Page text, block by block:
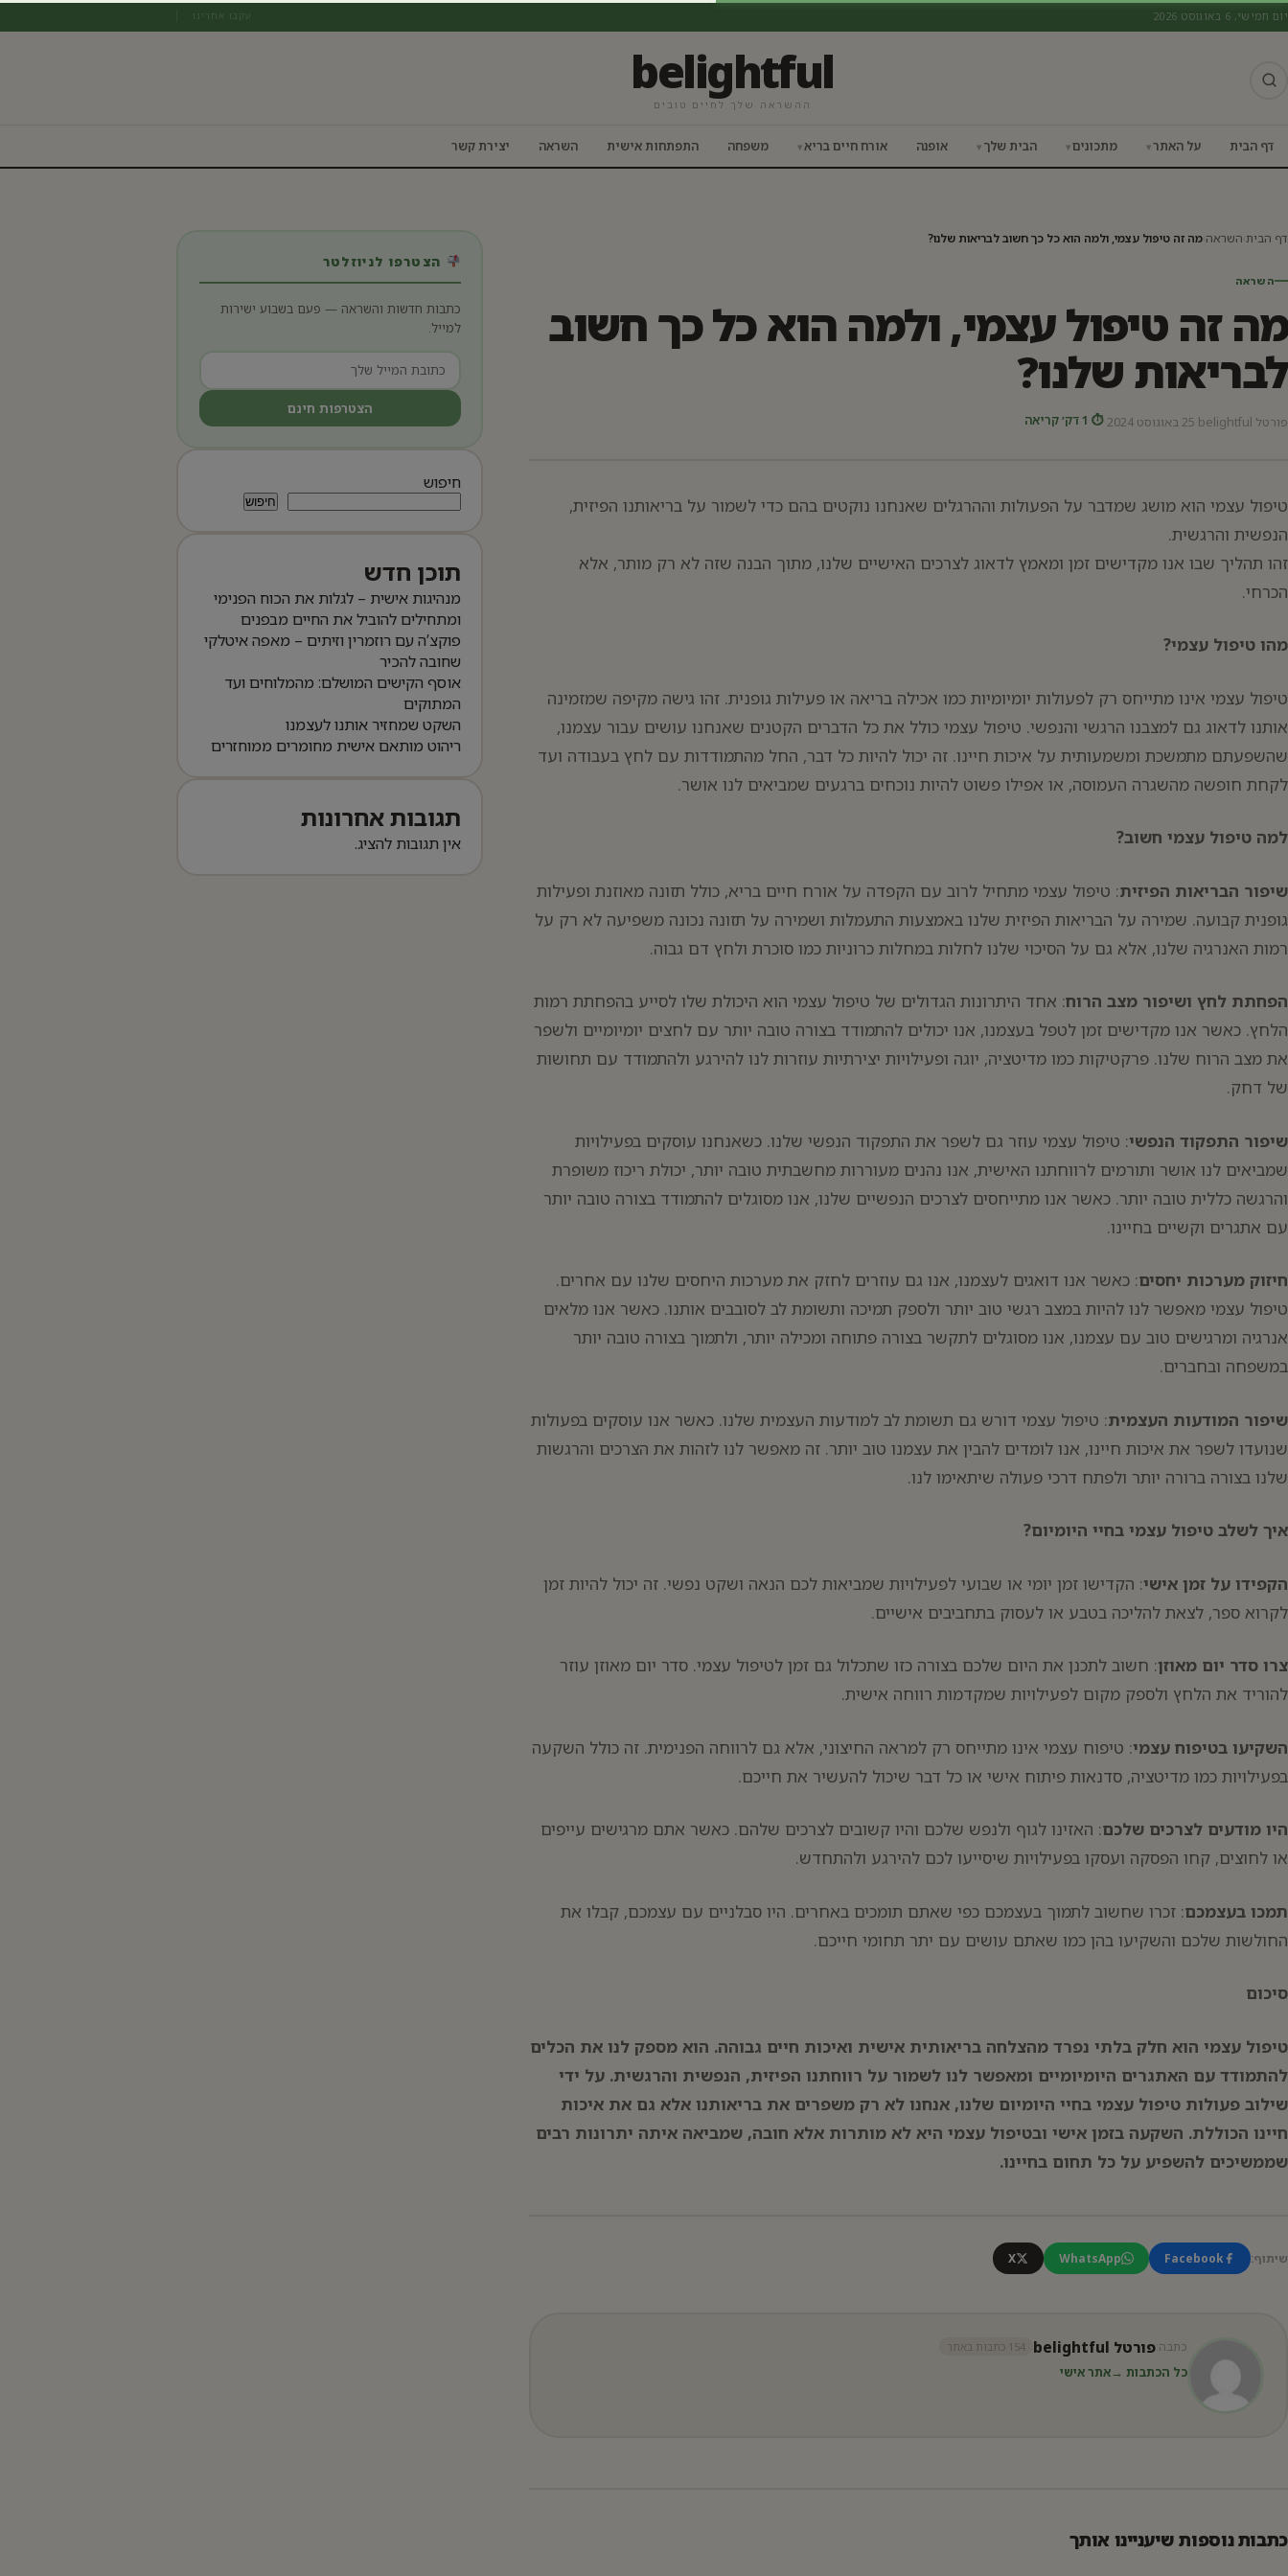
חיפוש:
יום חמישי, 6 באוגוסט 2026 עקבו אחרינו
belightful
ההשראה שלך לחיים טובים
דף הבית על האתר מתכונים הבית שלך אופנה אורח חיים בריא משפחה התפתחות אישית השראה יצירת קשר השראה
דף הבית השראה מה זה טיפול עצמי, ולמה הוא כל כך חשוב לבריאות שלנו?
השראה
מה זה טיפול עצמי, ולמה הוא כל כך חשוב
לבריאות שלנו?
פורטל belightful 25 באוגוסט 2024 ⏱ 1 דק׳ קריאה
טיפול עצמי הוא מושג שמדבר על הפעולות וההרגלים שאנחנו נוקטים בהם כדי לשמור על בריאותנו הפיזית,
הנפשית והרגשית.
זהו תהליך שבו אנו מקדישים זמן ומאמץ לדאוג לצרכים האישיים שלנו, מתוך הבנה שזה לא רק מותר, אלא
הכרחי.
מהו טיפול עצמי?
טיפול עצמי אינו מתייחס רק לפעולות יומיומיות כמו אכילה בריאה או פעילות גופנית. זהו גישה מקיפה שמזמינה
אותנו לדאוג גם למצבנו הרגשי והנפשי. טיפול עצמי כולל את כל הדברים הקטנים שאנחנו עושים עבור עצמנו,
שהשפעתם מתמשכת ומשמעותית על איכות חיינו. זה יכול להיות כל דבר, החל מהתמודדות עם לחץ בעבודה ועד
לקחת חופשה מהשגרה העמוסה, או אפילו פשוט להיות נוכחים ברגעים שמביאים לנו אושר.
למה טיפול עצמי חשוב?
שיפור הבריאות הפיזית: טיפול עצמי מתחיל לרוב עם הקפדה על אורח חיים בריא, כולל תזונה מאוזנת ופעילות
גופנית קבועה. שמירה על הבריאות הפיזית שלנו באמצעות התעמלות ושמירה על תזונה נכונה משפיעה לא רק על
רמות האנרגיה שלנו, אלא גם על הסיכוי שלנו לחלות במחלות כרוניות כמו סוכרת ולחץ דם גבוה.
הפחתת לחץ ושיפור מצב הרוח: אחד היתרונות הגדולים של טיפול עצמי הוא היכולת שלו לסייע בהפחתת רמות
הלחץ. כאשר אנו מקדישים זמן לטפל בעצמנו, אנו יכולים להתמודד בצורה טובה יותר עם לחצים יומיומיים ולשפר
את מצב הרוח שלנו. פרקטיקות כמו מדיטציה, יוגה ופעילויות יצירתיות עוזרות לנו להירגע ולהתמודד עם תחושות
של דחק.
שיפור התפקוד הנפשי: טיפול עצמי עוזר גם לשפר את התפקוד הנפשי שלנו. כשאנחנו עוסקים בפעילויות
שמביאים לנו אושר ותורמים לרווחתנו האישית, אנו נהנים מעוררות מחשבתית טובה יותר, יכולת ריכוז משופרת
והרגשה כללית טובה יותר. כאשר אנו מתייחסים לצרכים הנפשיים שלנו, אנו מסוגלים להתמודד בצורה טובה יותר
עם אתגרים וקשיים בחיינו.
חיזוק מערכות יחסים: כאשר אנו דואגים לעצמנו, אנו גם עוזרים לחזק את מערכות היחסים שלנו עם אחרים.
טיפול עצמי מאפשר לנו להיות במצב רגשי טוב יותר ולספק תמיכה ותשומת לב לסובבים אותנו. כאשר אנו מלאים
אנרגיה ומרגישים טוב עם עצמנו, אנו מסוגלים לתקשר בצורה פתוחה ומכילה יותר, ולתמוך בצורה טובה יותר
במשפחה ובחברים.
שיפור המודעות העצמית: טיפול עצמי דורש גם תשומת לב למודעות העצמית שלנו. כאשר אנו עוסקים בפעולות
שנועדו לשפר את איכות חיינו, אנו לומדים להבין את עצמנו טוב יותר. זה מאפשר לנו לזהות את הצרכים והרגשות
שלנו בצורה ברורה יותר ולפתח דרכי פעולה שיתאימו לנו.
איך לשלב טיפול עצמי בחיי היומיום?
הקפידו על זמן אישי: הקדישו זמן יומי או שבועי לפעילויות שמביאות לכם הנאה ושקט נפשי. זה יכול להיות זמן
לקרוא ספר, לצאת להליכה בטבע או לעסוק בתחביבים אישיים.
צרו סדר יום מאוזן: חשוב לתכנן את היום שלכם בצורה כזו שתכלול גם זמן לטיפול עצמי. סדר יום מאוזן עוזר
להוריד את הלחץ ולספק מקום לפעילויות שמקדמות רווחה אישית.
השקיעו בטיפוח עצמי: טיפוח עצמי אינו מתייחס רק למראה החיצוני, אלא גם לרווחה הפנימית. זה כולל השקעה
בפעילויות כמו מדיטציה, סדנאות פיתוח אישי או כל דבר שיכול להעשיר את חייכם.
היו מודעים לצרכים שלכם: האזינו לגוף ולנפש שלכם והיו קשובים לצרכים שלהם. כאשר אתם מרגישים עייפים
או לחוצים, קחו הפסקה ועסקו בפעילויות שיסייעו לכם להירגע ולהתחדש.
תמכו בעצמכם: זכרו שחשוב לתמוך בעצמכם כפי שאתם תומכים באחרים. היו סבלניים עם עצמכם, קבלו את
החולשות שלכם והשקיעו בהן כמו שאתם עושים עם יתר תחומי חייכם.
סיכום
טיפול עצמי הוא חלק בלתי נפרד מהצלחה בריאותית אישית ואיכות חיים גבוהה. הוא מספק לנו את הכלים
להתמודד עם האתגרים היומיומיים ומאפשר לנו לשמור על רווחתנו הפיזית, הנפשית והרגשית. על ידי
שילוב פעולות טיפול עצמי בחיי היומיום שלנו, אנחנו לא רק משפרים את בריאותנו אלא גם את איכות
חיינו הכוללת. השקעה בזמן אישי ובטיפול עצמי היא לא מותרות אלא חובה, שמביאה איתה יתרונות רבים
שממשיכים להשפיע על כל תחום בחיינו.
שיתוף: Facebook
WhatsApp
X
כתבה:פורטל belightful 154 כתבות באתר
כל הכתבות →אתר אישי
כתבות נוספות שיעניינו אותך
הצטרפו לניוזלטר
כתבות חדשות והשראה — פעם בשבוע ישירות
למייל.
הצטרפות חינם
חיפוש
חיפוש
תוכן חדש
מנהיגות אישית – לגלות את הכוח הפנימי
ומתחילים להוביל את החיים מבפנים
פוקצ’ה עם רוזמרין וזיתים – מאפה איטלקי
שחובה להכיר
אוסף הקישים המושלם: מהמלוחים ועד
המתוקים
השקט שמחזיר אותנו לעצמנו
ריהוט מותאם אישית מחומרים ממוחזרים
תגובות אחרונות
אין תגובות להציג.